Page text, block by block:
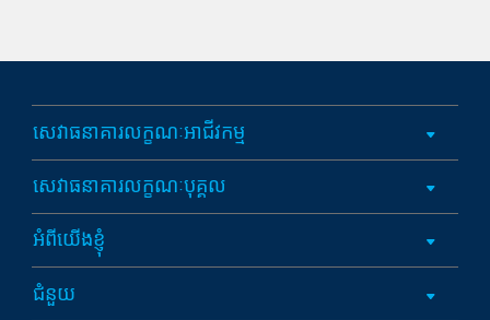
សេវាធនាគារលក្ខណៈអាជីវកម្ម
សេវាធនាគារលក្ខណៈបុគ្គល
អំពីយើងខ្ញុំ
ជំនួយ